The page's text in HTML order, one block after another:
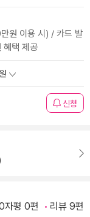
원 이용 시) / 카드 발
혜택 제공
신청
자평 0편 리뷰 9편